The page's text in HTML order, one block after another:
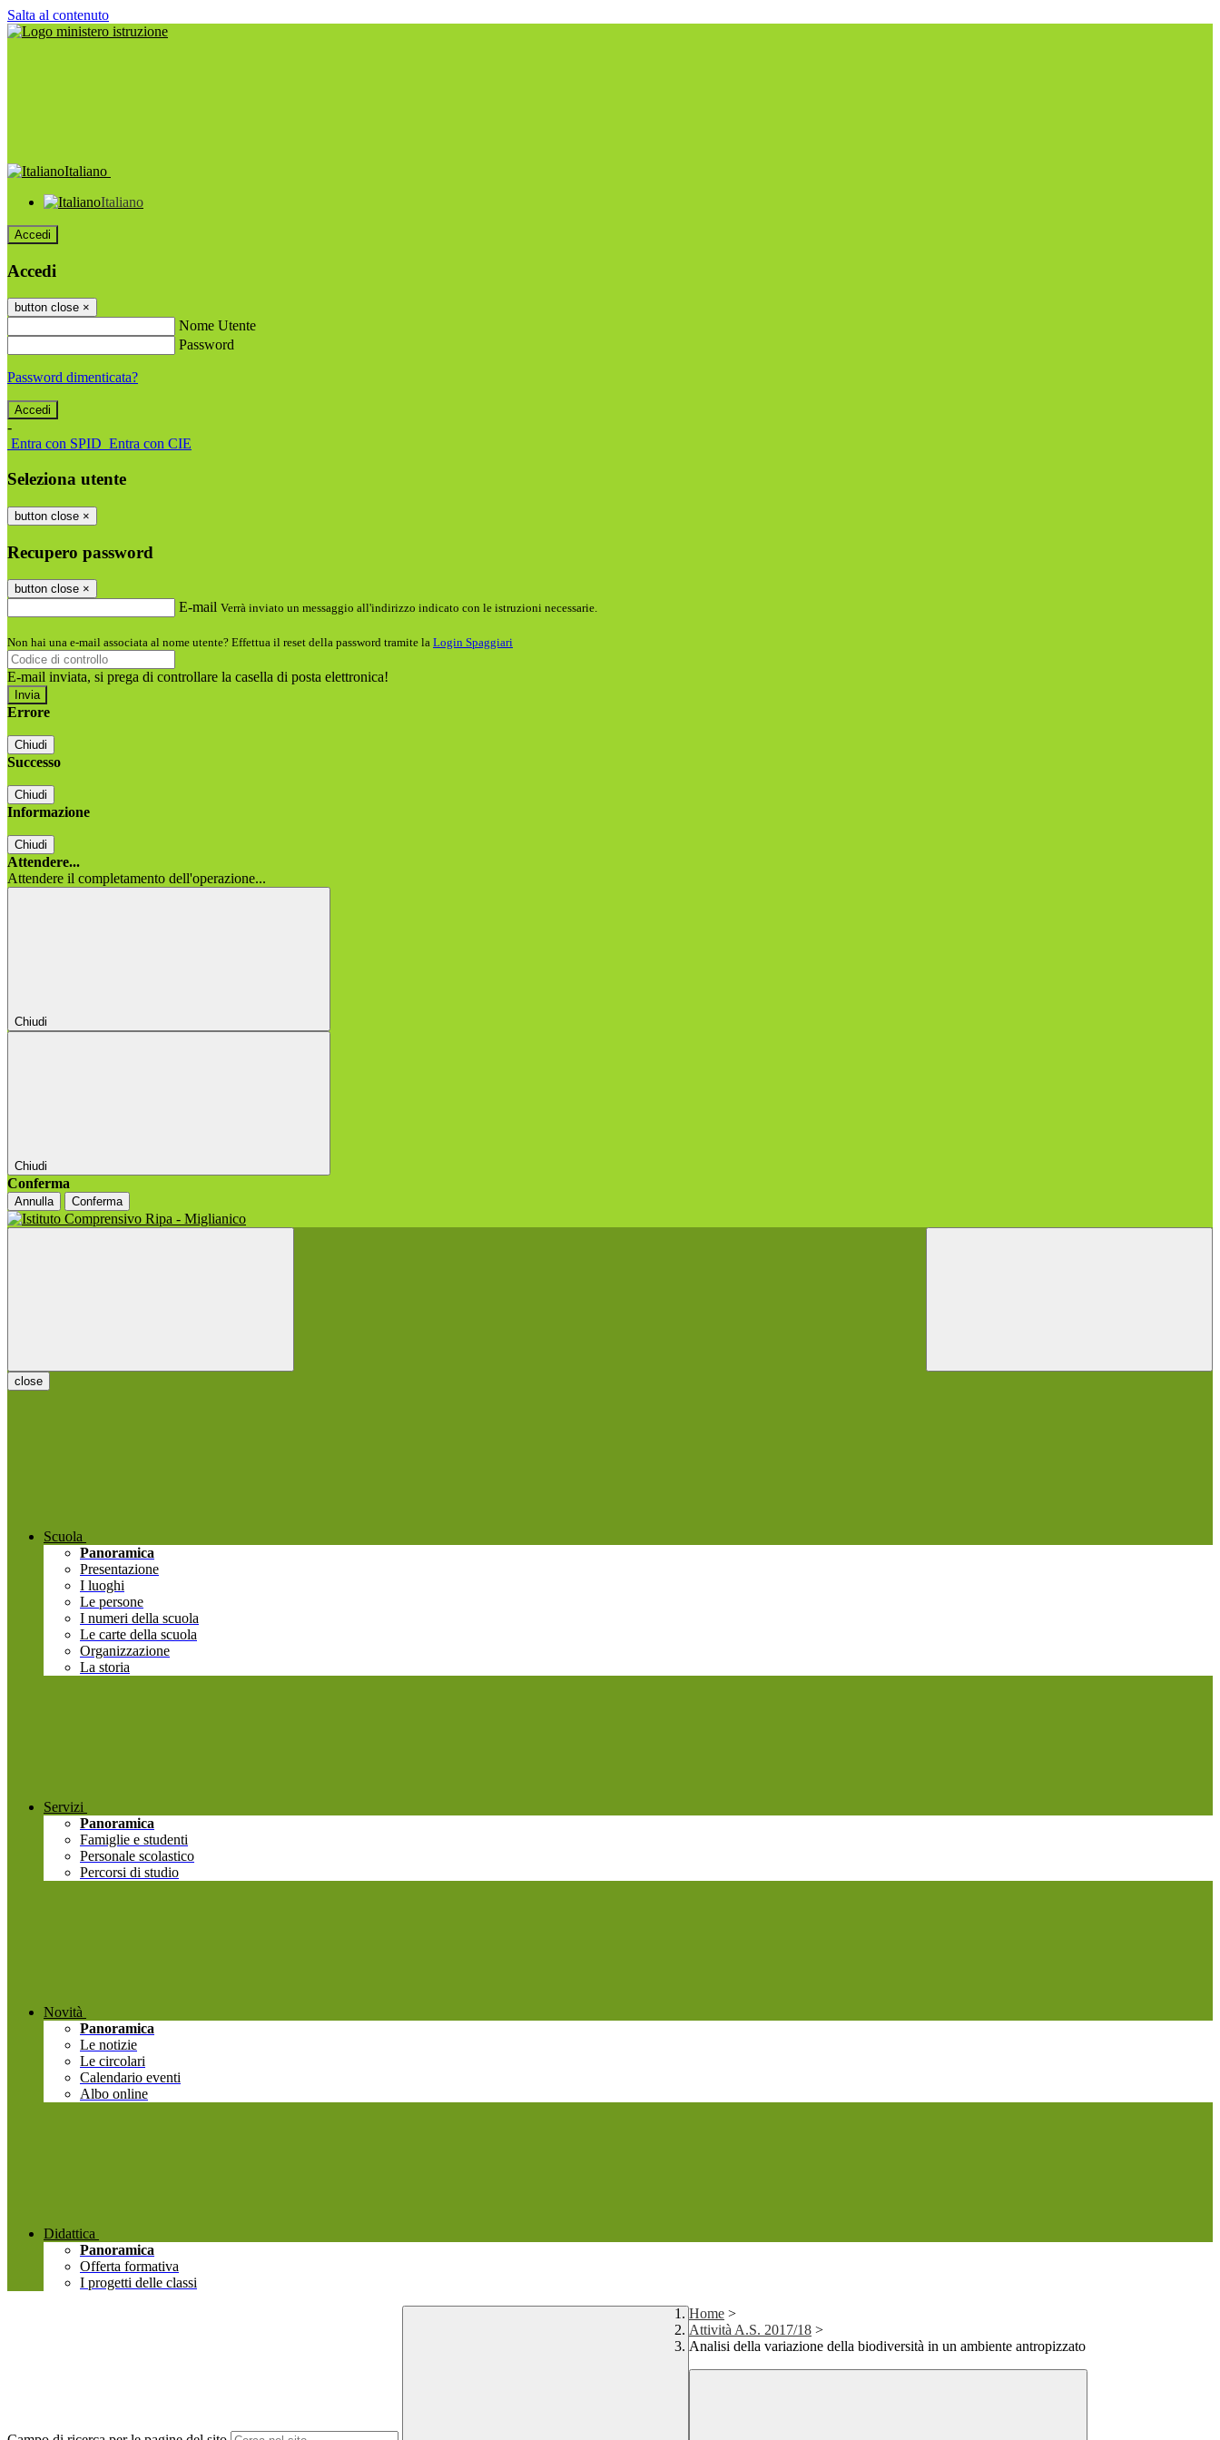
Salta al contenuto
Italiano
Italiano
Accedi
Accedi
button close ×
Nome Utente
Password
Password dimenticata?
-
Entra con SPID Entra con CIE
Seleziona utente
button close ×
Recupero password
button close ×
E-mail Verrà inviato un messaggio all'indirizzo indicato con le istruzioni necessarie.
Non hai una e-mail associata al nome utente? Effettua il reset della password tramite la Login Spaggiari
E-mail inviata, si prega di controllare la casella di posta elettronica!
Errore
Chiudi
Successo
Chiudi
Informazione
Chiudi
Attendere...
Attendere il completamento dell'operazione...
Chiudi
Chiudi
Conferma
Annulla Conferma
close
Scuola
Panoramica
Presentazione
I luoghi
Le persone
I numeri della scuola
Le carte della scuola
Organizzazione
La storia
Servizi
Panoramica
Famiglie e studenti
Personale scolastico
Percorsi di studio
Novità
Panoramica
Le notizie
Le circolari
Calendario eventi
Albo online
Didattica
Panoramica
Offerta formativa
I progetti delle classi
Home >
Attività A.S. 2017/18 >
Analisi della variazione della biodiversità in un ambiente antropizzato